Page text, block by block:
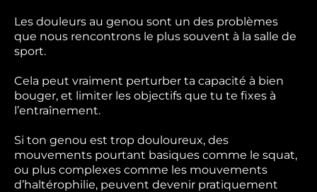
Les douleurs au genou sont un des problèmes
que nous rencontrons le plus souvent à la salle de
sport.
Cela peut vraiment perturber ta capacité à bien
bouger, et limiter les objectifs que tu te fixes à
l’entraînement.
Si ton genou est trop douloureux, des
mouvements pourtant basiques comme le squat,
ou plus complexes comme les mouvements
d’haltérophilie, peuvent devenir pratiquement